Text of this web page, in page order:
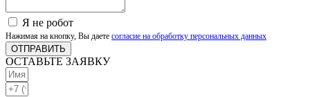
Я не робот
Нажимая на кнопку, Вы даете согласие на обработку персональных данных
ОТПРАВИТЬ
ОСТАВЬТЕ ЗАЯВКУ